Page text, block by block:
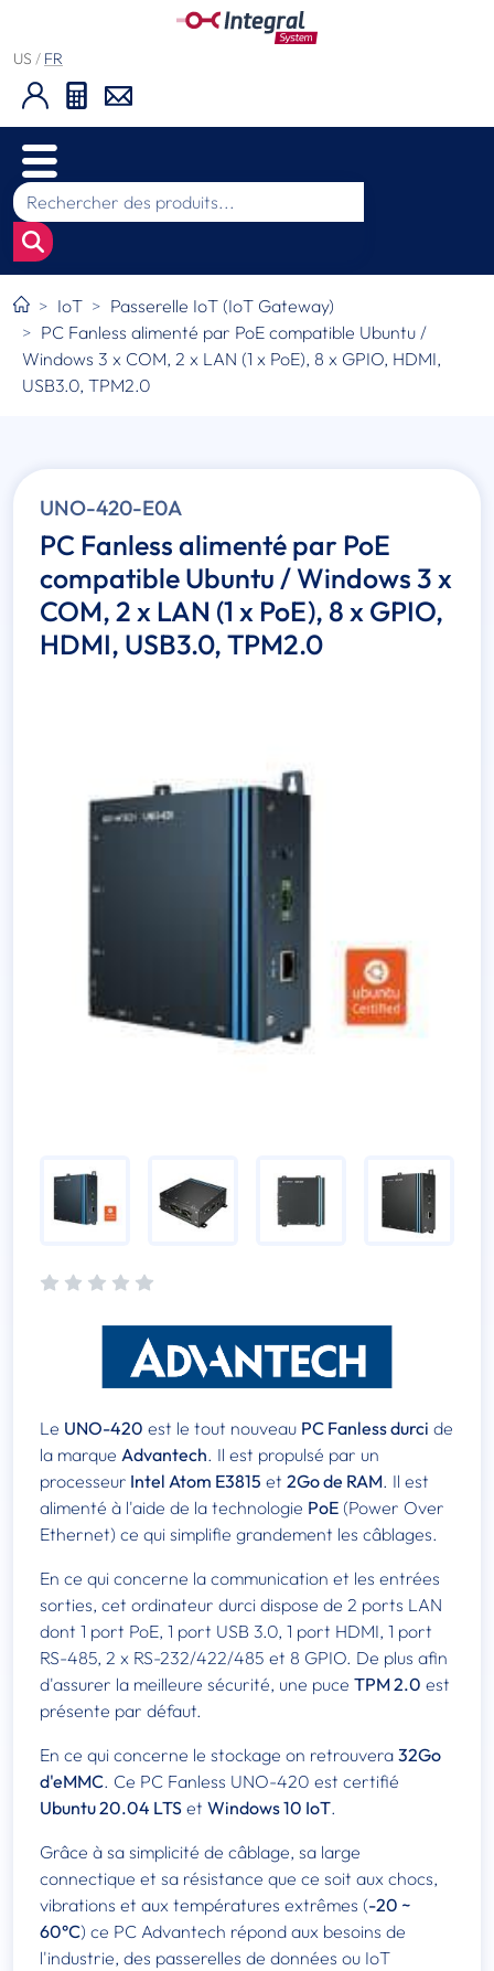
US / FR
IoT
Passerelle IoT (IoT Gateway)
PC Fanless alimenté par PoE compatible Ubuntu /
Windows 3 x COM, 2 x LAN (1 x PoE), 8 x GPIO, HDMI,
USB3.0, TPM2.0
UNO-420-E0A
PC Fanless alimenté par PoE
compatible Ubuntu / Windows 3 x
COM, 2 x LAN (1 x PoE), 8 x GPIO,
HDMI, USB3.0, TPM2.0
Le UNO-420 est le tout nouveau PC Fanless durci de
la marque Advantech. Il est propulsé par un
processeur Intel Atom E3815 et 2Go de RAM. Il est
alimenté à l'aide de la technologie PoE (Power Over
Ethernet) ce qui simplifie grandement les câblages.
En ce qui concerne la communication et les entrées
sorties, cet ordinateur durci dispose de 2 ports LAN
dont 1 port PoE, 1 port USB 3.0, 1 port HDMI, 1 port
RS-485, 2 x RS-232/422/485 et 8 GPIO. De plus afin
d'assurer la meilleure sécurité, une puce TPM 2.0 est
présente par défaut.
En ce qui concerne le stockage on retrouvera 32Go
d'eMMC. Ce PC Fanless UNO-420 est certifié
Ubuntu 20.04 LTS et Windows 10 IoT.
Grâce à sa simplicité de câblage, sa large
connectique et sa résistance que ce soit aux chocs,
vibrations et aux températures extrêmes (-20 ~
60°C) ce PC Advantech répond aux besoins de
l'industrie, des passerelles de données ou IoT